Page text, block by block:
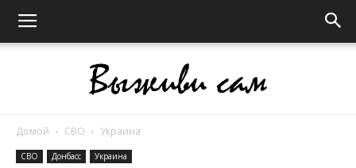
Домой СВО Украина
СВО Донбасс Украина